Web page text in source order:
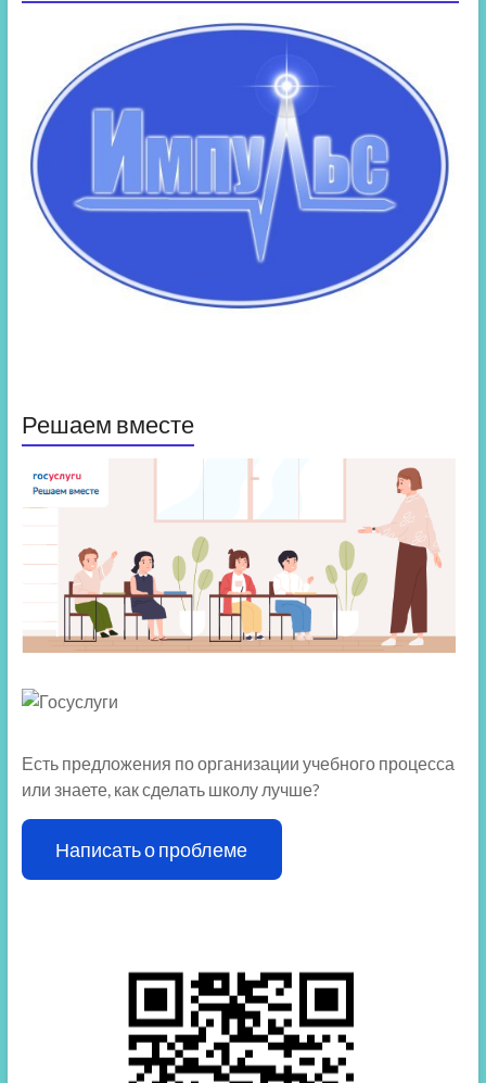
Решаем вместе
Есть предложения по организации учебного процесса
или знаете, как сделать школу лучше?
Написать о проблеме